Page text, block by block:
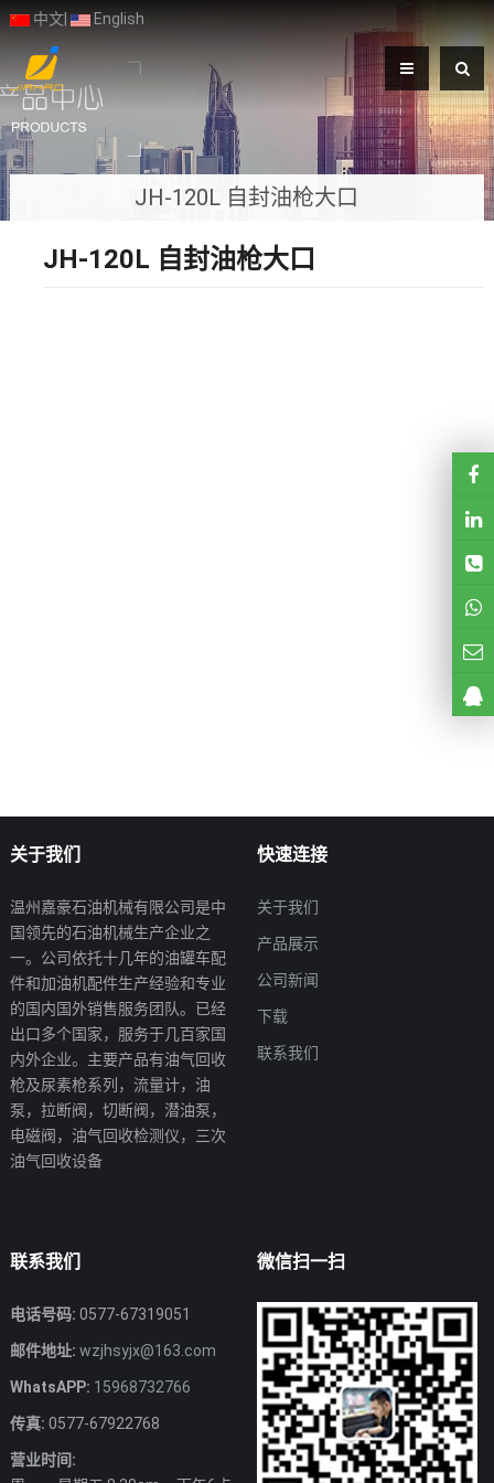
中文| English
JH-120L 自封油枪大口
JH-120L 自封油枪大口
关于我们
温州嘉豪石油机械有限公司是中
国领先的石油机械生产企业之
一。公司依托十几年的油罐车配
件和加油机配件生产经验和专业
的国内国外销售服务团队。已经
出口多个国家，服务于几百家国
内外企业。主要产品有油气回收
枪及尿素枪系列，流量计，油
泵，拉断阀，切断阀，潜油泵，
电磁阀，油气回收检测仪，三次
油气回收设备
快速连接
关于我们
产品展示
公司新闻
下载
联系我们
联系我们
电话号码: 0577-67319051
邮件地址: wzjhsyjx@163.com
WhatsAPP: 15968732766
传真: 0577-67922768
营业时间:
微信扫一扫